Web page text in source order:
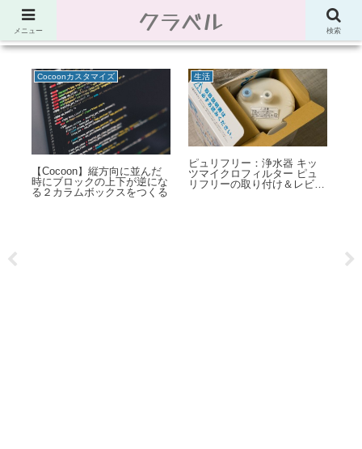
節約、こだわり、使い道。「決め手」がわかる比較サイト。でしたが最近は雑
多なブログ
Cocoonカスタマイズ
【Cocoon】縦方向に並んだ
時にブロックの上下が逆にな
る２カラムボックスをつくる
生活
ピュリフリー：浄水器 キッ
ツマイクロフィルター ピュ
リフリーの取り付け＆レビュ
メニュー クラベル 検索